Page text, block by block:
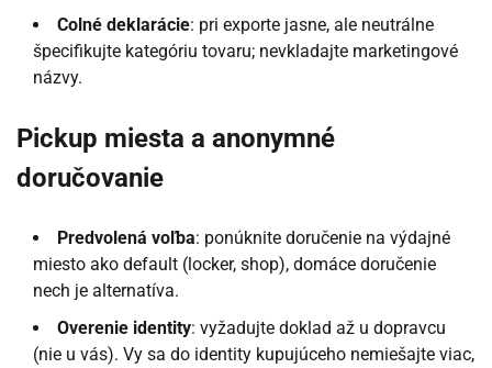
Colné deklarácie: pri exporte jasne, ale neutrálne
špecifikujte kategóriu tovaru; nevkladajte marketingové
názvy.
Pickup miesta a anonymné
doručovanie
Predvolená voľba: ponúknite doručenie na výdajné
miesto ako default (locker, shop), domáce doručenie
nech je alternatíva.
Overenie identity: vyžadujte doklad až u dopravcu
(nie u vás). Vy sa do identity kupujúceho nemiešajte viac,